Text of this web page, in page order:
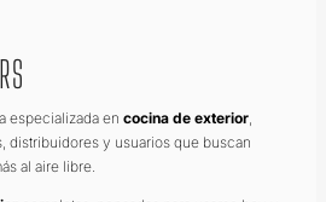
especializada en cocina de exterior
distribuidores y usuarios que buscan
al aire libre.